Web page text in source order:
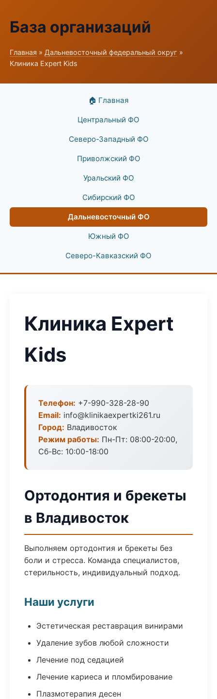
База организаций
Главная » Дальневосточный федеральный округ »
Клиника Expert Kids
🏠 Главная
Центральный ФО
Северо-Западный ФО
Приволжский ФО
Уральский ФО
Сибирский ФО
Дальневосточный ФО
Южный ФО
Северо-Кавказский ФО
Клиника Expert
Kids
Телефон: +7-990-328-28-90
Email: info@klinikaexpertki261.ru
Город: Владивосток
Режим работы: Пн-Пт: 08:00-20:00,
Сб-Вс: 10:00-18:00
Ортодонтия и брекеты
в Владивосток
Выполняем ортодонтия и брекеты без
боли и стресса. Команда специалистов,
стерильность, индивидуальный подход.
Наши услуги
Эстетическая реставрация винирами
Удаление зубов любой сложности
Лечение под седацией
Лечение кариеса и пломбирование
Плазмотерапия десен